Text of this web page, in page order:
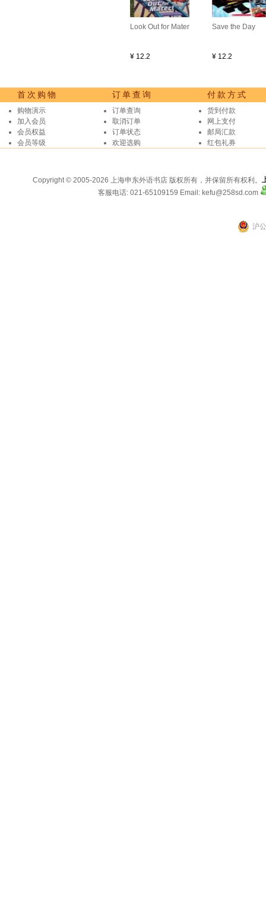
Look Out for Mater
¥ 12.2
Save the Day
¥ 12.2
首次购物
购物演示
加入会员
会员权益
会员等级
订单查询
订单查询
取消订单
订单状态
欢迎选购
付款方式
货到付款
网上支付
邮局汇款
红包礼券
Copyright © 2005-2026 上海申东外语书店 版权所有，并保留所有权利。
客服电话: 021-65109159 Email: kefu@258sd.com
沪